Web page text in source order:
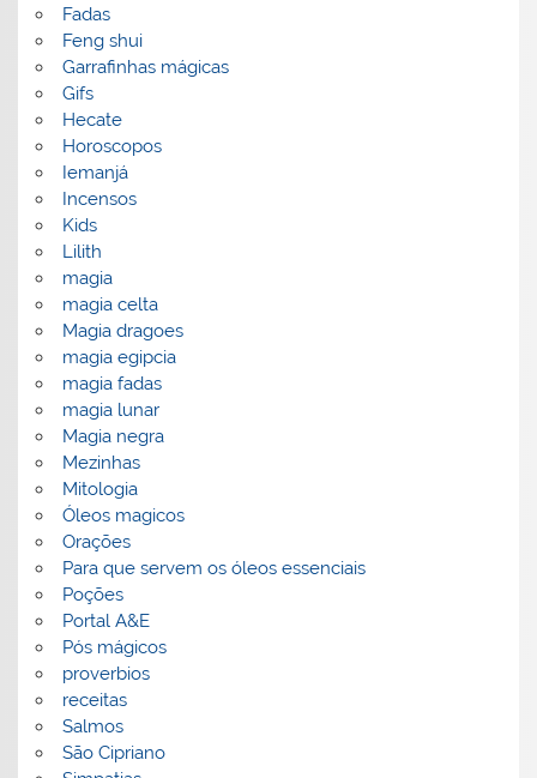
Fadas
Feng shui
Garrafinhas mágicas
Gifs
Hecate
Horoscopos
Iemanjá
Incensos
Kids
Lilith
magia
magia celta
Magia dragoes
magia egipcia
magia fadas
magia lunar
Magia negra
Mezinhas
Mitologia
Óleos magicos
Orações
Para que servem os óleos essenciais
Poções
Portal A&E
Pós mágicos
proverbios
receitas
Salmos
São Cipriano